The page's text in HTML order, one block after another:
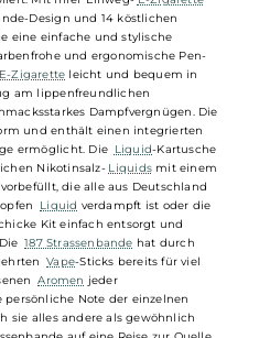
Einweg E-Zigarette -
ihren Shisha - Tabak-Kreationen und
in der Shisha-Szene gemacht und
Mit ihrer Einweg- E-Zigarette
Design und 14 köstlichen
sie eine einfache und stylische
farbenfrohe und ergonomische Pen-
E-Zigarette
leicht und bequem in
Zug am lippenfreundlichen
Dampfvergnügen.
und enthält einen integrierten
Züge ermöglicht. Die Liquid
Nikotinsalz- Liquids